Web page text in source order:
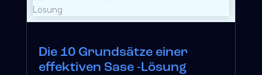
Die 10 Grundsätze einer
effektiven Sase -Lösung